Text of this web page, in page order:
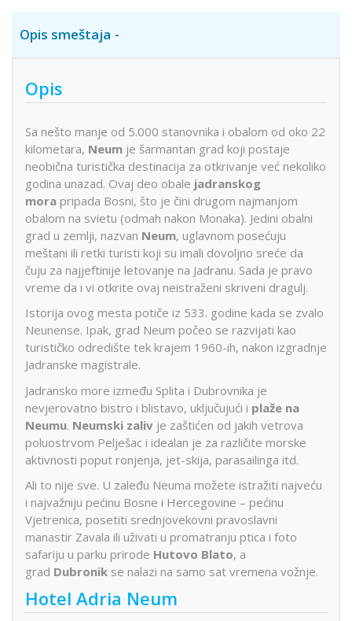
Opis smeštaja
Opis
Sa nešto manje od 5.000 stanovnika i obalom od oko 22
kilometara, Neum je šarmantan grad koji postaje
neobična turistička destinacija za otkrivanje već nekoliko
godina unazad. Ovaj deo obale jadranskog
mora pripada Bosni, što je čini drugom najmanjom
obalom na svietu (odmah nakon Monaka). Jedini obalni
grad u zemlji, nazvan Neum, uglavnom posećuju
meštani ili retki turisti koji su imali dovoljno sreće da
čuju za najjeftinije letovanje na Jadranu. Sada je pravo
vreme da i vi otkrite ovaj neistraženi skriveni dragulj.
Istorija ovog mesta potiče iz 533. godine kada se zvalo
Neunense. Ipak, grad Neum počeo se razvijati kao
turističko odredište tek krajem 1960-ih, nakon izgradnje
Jadranske magistrale.
Jadransko more između Splita i Dubrovnika je
nevjerovatno bistro i blistavo, uključujući i plaže na
Neumu. Neumski zaliv je zaštićen od jakih vetrova
poluostrvom Pelješac i idealan je za različite morske
aktivnosti poput ronjenja, jet-skija, parasailinga itd.
Ali to nije sve. U zaleđu Neuma možete istražiti najveću
i najvažniju pećinu Bosne i Hercegovine – pećinu
Vjetrenica, posetiti srednjovekovni pravoslavni
manastir Zavala ili uživati u promatranju ptica i foto
safariju u parku prirode Hutovo Blato, a
grad Dubronik se nalazi na samo sat vremena vožnje.
Hotel Adria Neum